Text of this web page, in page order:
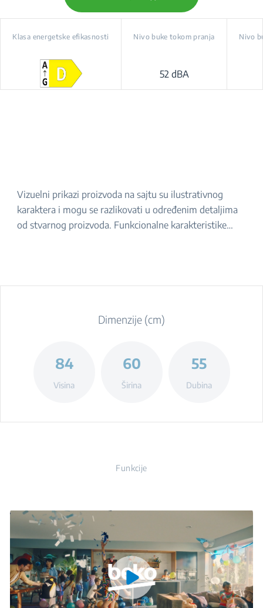
Klasa energetske efikasnosti Nivo buke tokom pranja
52 dBA
Nivo
Vizuelni prikazi proizvoda na sajtu su ilustrativnog
karaktera i mogu se razlikovati u određenim detaljima
od stvarnog proizvoda. Funkcionalne karakteristike
Dimenzije (cm)
84
Visina
60
Širina
55
Dubina
Funkcije